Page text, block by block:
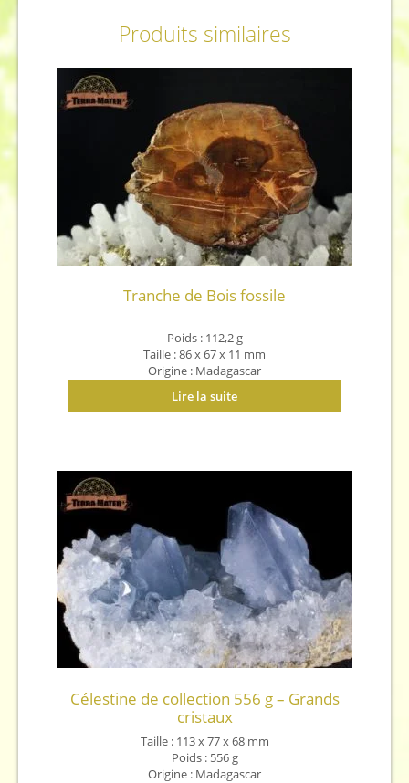
Produits similaires
Tranche de Bois fossile
Poids : 112,2 g
Taille : 86 x 67 x 11 mm
Origine : Madagascar
Lire la suite
Célestine de collection 556 g – Grands
cristaux
Taille : 113 x 77 x 68 mm
Poids : 556 g
Origine : Madagascar